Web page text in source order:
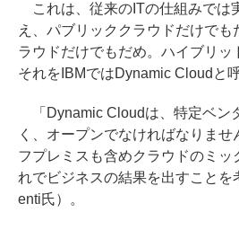
これは、従来のITの仕組みでは
え、パブリッククラウドだけでも
ラウドだけでもだめ。ハイブリッ
それをIBMではDynamic Cloudと呼
「Dynamic Cloudは、特定ベン
く、オープンでなければなりま
フプレミスも含めクラウドのミッ
れでビジネスの結果を出すこと
enti氏）。